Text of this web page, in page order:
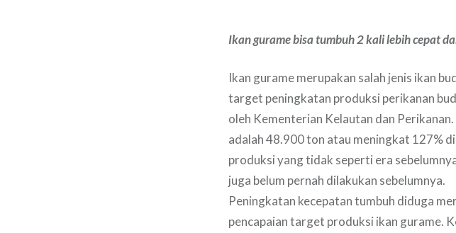
Ikan gurame bisa tumbuh 2 kali lebih cepat
Ikan gurame merupakan salah jenis ikan
target peningkatan produksi perikanan
oleh Kementerian Kelautan dan
adalah 48.900 ton atau meningkat 127%
produksi yang tidak seperti era
juga belum pernah dilakukan sebelumnya.
Peningkatan kecepatan tumbuh diduga
pencapaian target produksi ikan gurame.